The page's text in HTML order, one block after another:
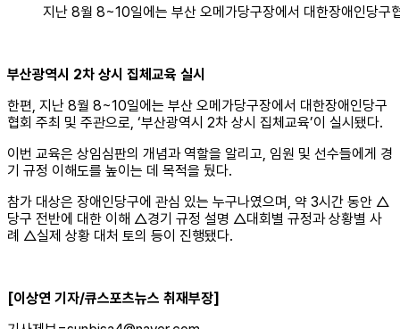
지난 8월 8~10일에는 부산 오메가당구장에서 대한장애인당구
부산광역시 2차 상시 집체교육 실시
한편, 지난 8월 8~10일에는 부산 오메가당구장에서 대한장애인당구
협회 주최 및 주관으로, ‘부산광역시 2차 상시 집체교육’이 실시됐다.
이번 교육은 상임심판의 개념과 역할을 알리고, 임원 및 선수들에게 경
기 규정 이해도를 높이는 데 목적을 뒀다.
참가 대상은 장애인당구에 관심 있는 누구나였으며, 약 3시간 동안 △
당구 전반에 대한 이해 △경기 규정 설명 △대회별 규정과 상황별 사
례 △실제 상황 대처 토의 등이 진행됐다.
[이상연 기자/큐스포츠뉴스 취재부장]